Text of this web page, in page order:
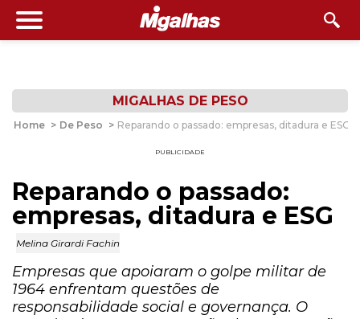
MIGALHAS DE PESO
Home > De Peso > Reparando o passado: empresas, ditadura e ESG
PUBLICIDADE
Reparando o passado:
empresas, ditadura e ESG
Melina Girardi Fachin
Empresas que apoiaram o golpe militar de
1964 enfrentam questões de
responsabilidade social e governança. O